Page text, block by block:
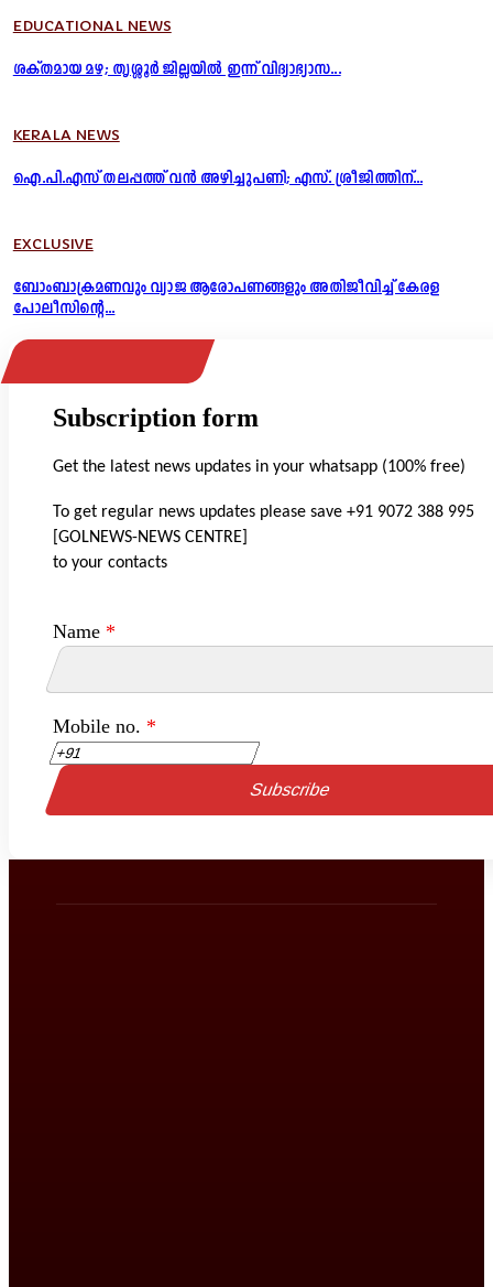
EDUCATIONAL NEWS
ശക്തമായ മഴ; തൃശ്ശൂർ ജില്ലയിൽ ഇന്ന് വിദ്യാഭ്യാസ...
KERALA NEWS
ഐ.പി.എസ് തലപ്പത്ത് വൻ അഴിച്ചുപണി; എസ്. ശ്രീജിത്തിന്...
EXCLUSIVE
ബോംബാക്രമണവും വ്യാജ ആരോപണങ്ങളും അതിജീവിച്ച് കേരള
പോലീസിന്റെ...
Subscription form
Get the latest news updates in your whatsapp (100% free)
To get regular news updates please save +91 9072 388 995
[GOLNEWS-NEWS CENTRE]
to your contacts
Name *
Mobile no. *